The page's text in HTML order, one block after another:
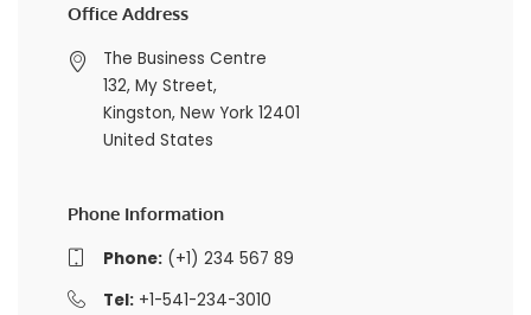
Office Address
The Business Centre
132, My Street,
Kingston, New York 12401
United States
Phone Information
Phone:(+1) 234 567 89
Tel:+1-541-234-3010